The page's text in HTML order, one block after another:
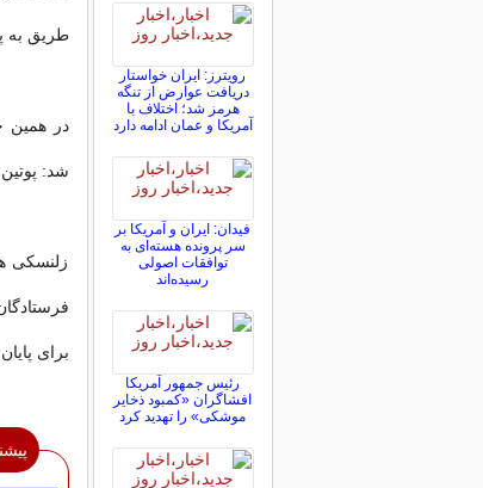
طریق به
در همین
شد:
زلنسکی
برای
رویترز: ایران خواستار
دریافت عوارض از تنگه
هرمز شد؛ اختلاف با
آمریکا و عمان ادامه دارد
فیدان: ایران و آمریکا بر
سر پرونده هسته‌ای به
توافقات اصولی
رسیده‌اند
رئیس جمهور آمریکا
افشاگران «کمبود ذخایر
موشکی» را تهدید کرد